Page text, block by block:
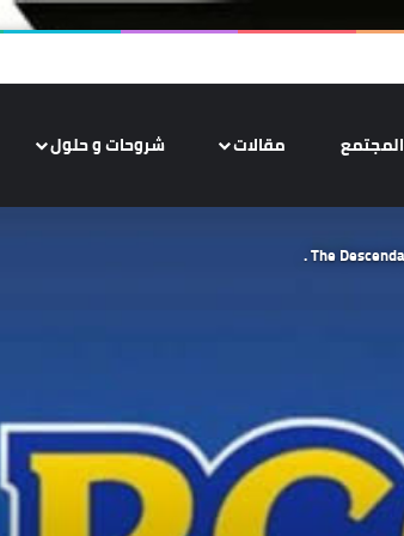
المجتمع مقالات شروحات و حلول